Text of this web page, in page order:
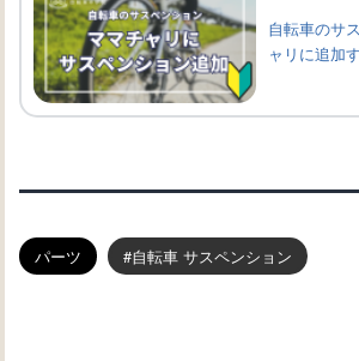
自転車のサ
ャリに追加
パーツ 自転車 サスペンション